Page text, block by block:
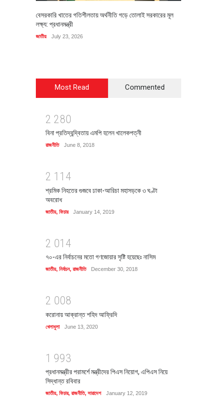
বেসরকারি খাতের গতিশীলতায় অর্থনীতি গড়ে তোলাই সরকারের মূল
লক্ষ্য: প্রধানমন্ত্রী
জাতীয় July 23, 2026
Most Read Commented
2 280
বিনা প্রতিদ্বন্দ্বিতায় এমপি হলেন খালেকপত্নী
রাজনীতি June 8, 2018
2 1 1 4
শ্রমিক নিহতের গুজবে ঢাকা-আরিচা মহাসড়কে ৩ ঘণ্টা
অবরোধ
জাতীয়, ফিচার January 14, 2019
2 01 4
৭০-এর নির্বাচনের মতো গণজোয়ার সৃষ্টি হয়েছেঃ নাসিম
জাতীয়, নির্বাচন, রাজনীতি December 30, 2018
2 008
করোনায় আক্রান্ত শহিদ আফ্রিদি
খেলাধুলা June 13, 2020
1 993
প্রধানমন্ত্রীর পরামর্শে মন্ত্রীদের পিএস নিয়োগ, এপিএস নিয়ে
সিদ্ধান্ত রবিবার
জাতীয়, ফিচার, রাজনীতি, সারাদেশ January 12, 2019